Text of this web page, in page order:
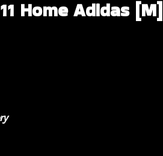
Home Adidas [M]